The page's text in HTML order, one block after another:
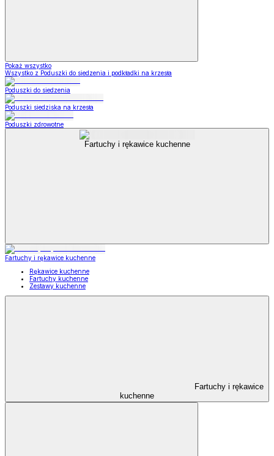
Pokaż wszystko
Wszystko z Poduszki do siedzenia i podkładki na krzesła
Poduszki do siedzenia
Poduszki siedziska na krzesła
Poduszki zdrowotne
Fartuchy i rękawice kuchenne
Fartuchy i rękawice kuchenne
Rękawice kuchenne
Fartuchy kuchenne
Zestawy kuchenne
Fartuchy i rękawice
kuchenne